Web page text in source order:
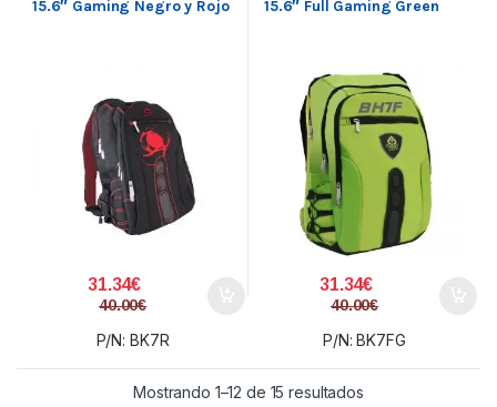
15.6″ Gaming Negro y Rojo
31.34€
40.00€
P/N: BK7R
15.6″ Full Gaming Green
31.34€
40.00€
P/N: BK7FG
Mostrando 1–12 de 15 resultadosOrdenado por